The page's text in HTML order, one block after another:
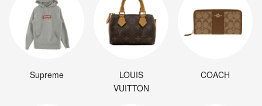
Supreme
LOUIS
VUITTON
COACH